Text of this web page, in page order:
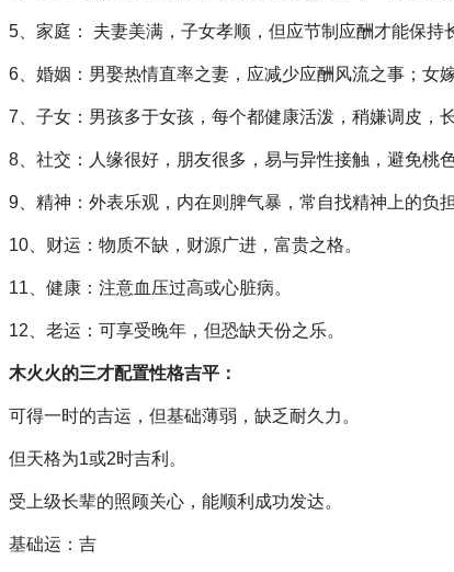
5、家庭： 夫妻美满，子女孝顺，但应节制应酬才能保持
6、婚姻：男娶热情直率之妻，应减少应酬风流之事；女
7、子女：男孩多于女孩，每个都健康活泼，稍嫌调皮，
8、社交：人缘很好，朋友很多，易与异性接触，避免桃
9、精神：外表乐观，内在则脾气暴，常自找精神上的负担
10、财运：物质不缺，财源广进，富贵之格。
11、健康：注意血压过高或心脏病。
12、老运：可享受晚年，但恐缺天份之乐。
木火火的三才配置性格吉平：
可得一时的吉运，但基础薄弱，缺乏耐久力。
但天格为1或2时吉利。
受上级长辈的照顾关心，能顺利成功发达。
基础运：吉